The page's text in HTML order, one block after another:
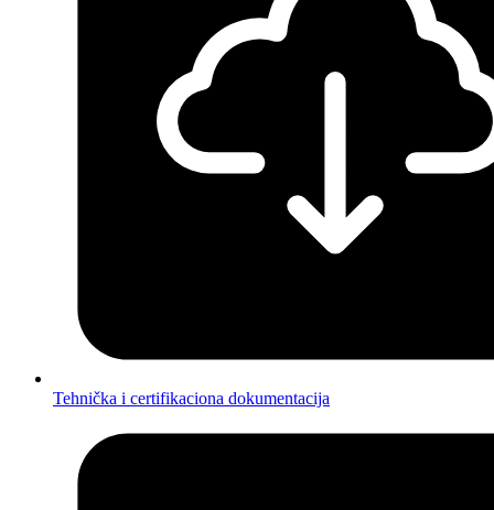
Tehnička i certifikaciona dokumentacija